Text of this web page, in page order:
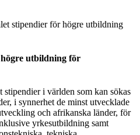
utbildning för
i världen som kan sökas
i synnerhet de minst utvecklade
och afrikanska länder, för
yrkesutbildning samt